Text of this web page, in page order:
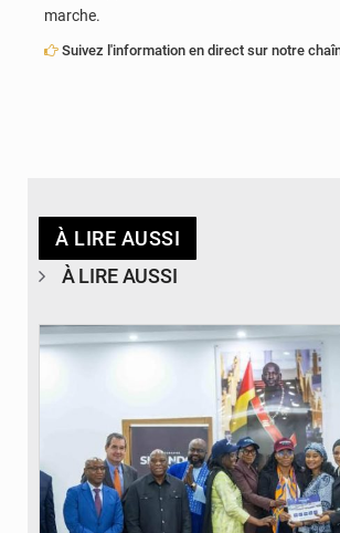
marche.
Suivez l'information en direct sur notre
À LIRE AUSSI
À LIRE AUSSI